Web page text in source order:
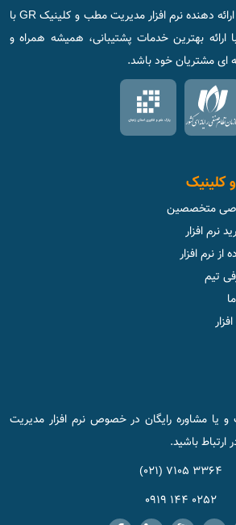
گروه نرم افزار GR TEAM ارائه دهنده نرم افزار مدیریت مطب و کلینیک GR با
ارائه بهترین خدمات پشتیبانی، همیشه همراه و
ای مشتریان خود باشد.
کلینیک
متخصصین
نرم افزار
نرم افزار
تیم
مشاوره رایگان در خصوص نرم افزار مدیریت
3364 7105 (021)
0252 144 0919